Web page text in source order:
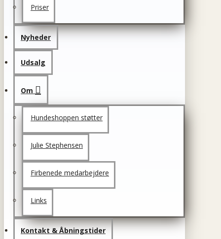
Priser
Nyheder
Udsalg
Om
Hundeshoppen støtter
Julie Stephensen
Firbenede medarbejdere
Links
Kontakt & Åbningstider